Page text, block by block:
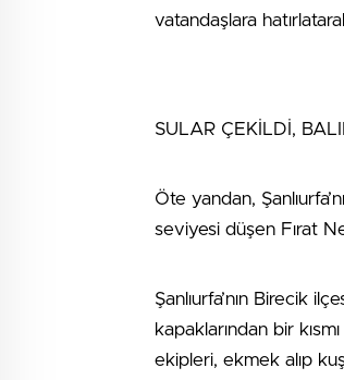
vatandaşlara
SULAR ÇEKİLDİ,
Öte yandan,
seviyesi düşen Fırat
Şanlıurfa’nın Birecik
kapaklarından bir
ekipleri, ekmek alıp